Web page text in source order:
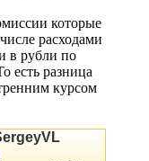
которые
расходами
в рубли по
есть разница
курсом